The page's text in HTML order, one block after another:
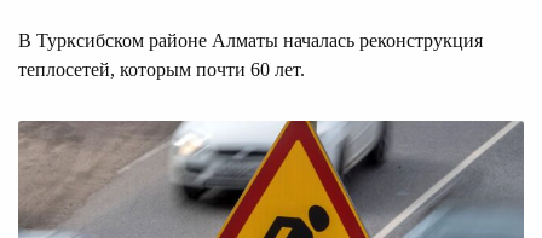
В Турксибском районе Алматы началась реконструкция
теплосетей, которым почти 60 лет.